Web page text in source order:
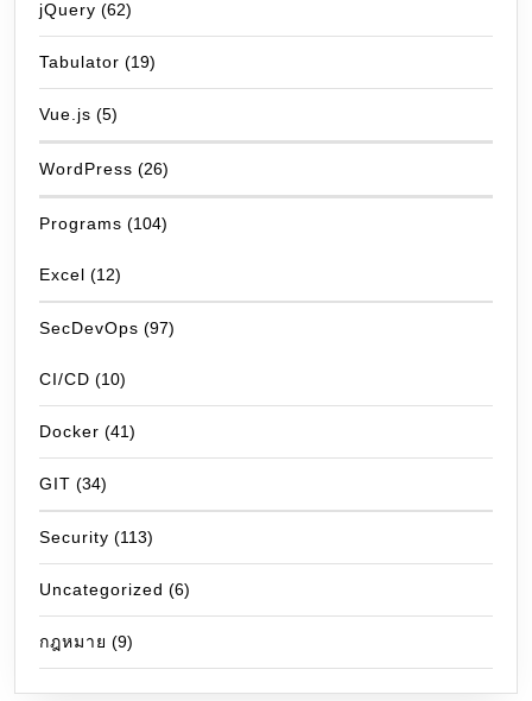
jQuery (62)
Tabulator (19)
Vue.js (5)
WordPress (26)
Programs (104)
Excel (12)
SecDevOps (97)
CI/CD (10)
Docker (41)
GIT (34)
Security (113)
Uncategorized (6)
กฎหมาย (9)